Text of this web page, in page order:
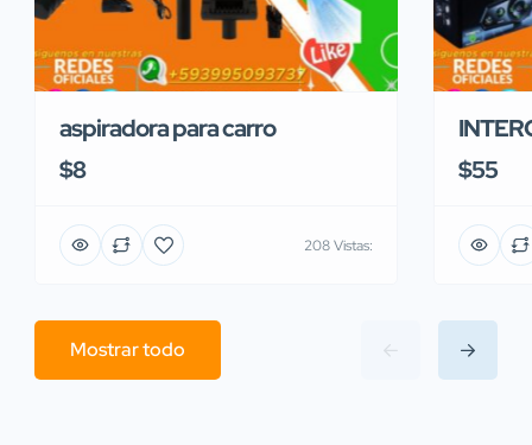
aspiradora para carro
$8
208 Vistas:
$55
Mostrar todo